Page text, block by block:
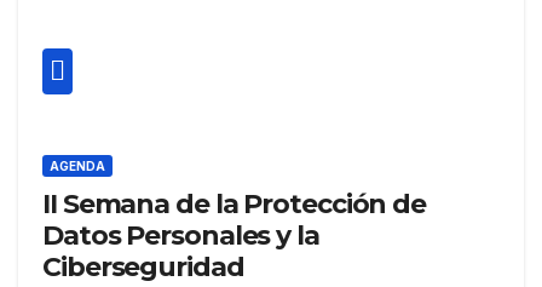
AGENDA
II Semana de la Protección de
Datos Personales y la
Ciberseguridad